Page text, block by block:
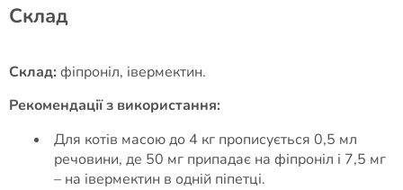
Cклад
Склад: фіпроніл, івермектин.
Рекомендації з використання:
Для котів масою до 4 кг прописується 0,5 мл
речовини, де 50 мг припадає на фіпроніл і 7,5 мг
– на івермектин в одній піпетці.